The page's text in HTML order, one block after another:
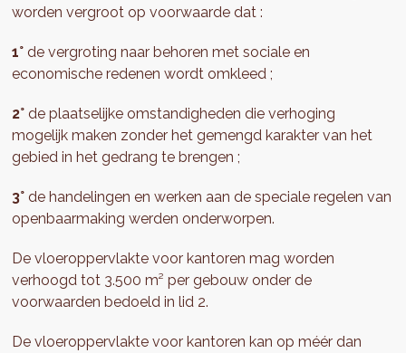
worden vergroot op voorwaarde dat :
1°de vergroting naar behoren met sociale en
economische redenen wordt omkleed ;
2°de plaatselijke omstandigheden die verhoging
mogelijk maken zonder het gemengd karakter van het
gebied in het gedrang te brengen ;
3°de handelingen en werken aan de speciale regelen van
openbaarmaking werden onderworpen.
De vloeroppervlakte voor kantoren mag worden
verhoogd tot 3.500 m² per gebouw onder de
voorwaarden bedoeld in lid 2.
De vloeroppervlakte voor kantoren kan op méér dan